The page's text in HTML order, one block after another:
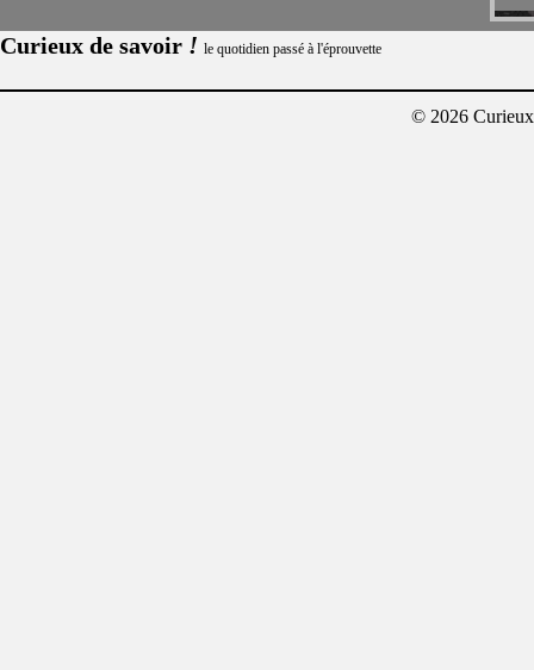
Curieux de savoir ! le quotidien passé à l'éprouvette
© 2026